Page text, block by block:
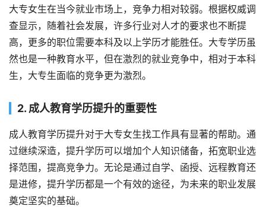
大专女生在当今就业市场上，竞争力相对较弱。根据权威调
查显示，随着社会发展，许多行业对人才的要求也不断提
高，更多的职位需要本科及以上学历才能胜任。大专学历虽
然也是一种教育水平，但在激烈的就业竞争中，相对于本科
生，大专生面临的竞争更为激烈。
2. 成人教育学历提升的重要性
成人教育学历提升对于大专女生找工作具有显著的帮助。通
过继续深造，提升学历可以增加个人知识储备，拓宽职业选
择范围，提高竞争力。无论是通过自学、函授、远程教育还
是进修，提升学历都是一个有效的途径，为未来的职业发展
奠定坚实的基础。